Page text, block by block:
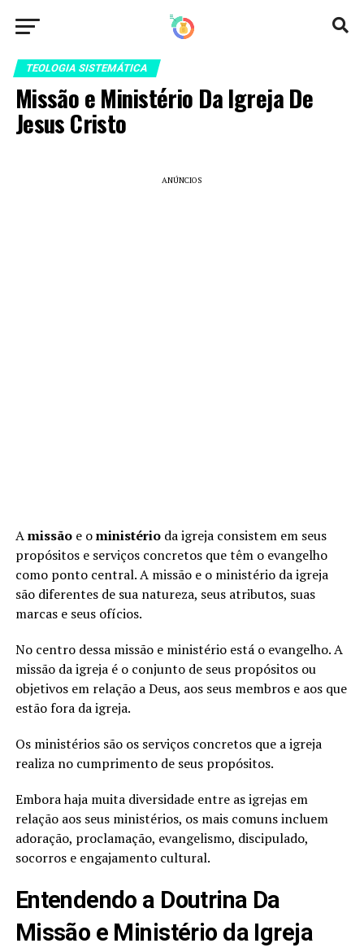
TEOLOGIA SISTEMÁTICA
Missão e Ministério Da Igreja De
Jesus Cristo
ANÚNCIOS
Amissãoe oministérioda igreja consistem em seus
propósitos e serviços concretos que têm o evangelho
como ponto central. A missão e o ministério da igreja
são diferentes de sua natureza, seus atributos, suas
marcas e seus ofícios.
No centro dessa missão e ministério está o evangelho. A
missão da igreja é o conjunto de seus propósitos ou
objetivos em relação a Deus, aos seus membros e aos que
estão fora da igreja.
Os ministérios são os serviços concretos que a igreja
realiza no cumprimento de seus propósitos.
Embora haja muita diversidade entre as igrejas em
relação aos seus ministérios, os mais comuns incluem
adoração, proclamação, evangelismo, discipulado,
socorros e engajamento cultural.
Entendendo a Doutrina Da
Missão e Ministério da Igreja